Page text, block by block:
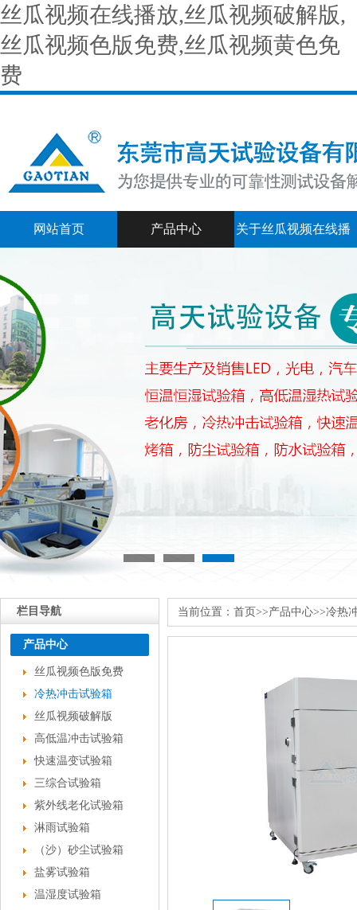
丝瓜视频在线播放,丝瓜视频破解版,
丝瓜视频色版免费,丝瓜视频黄色免
费
网站首页 产品中心 关于丝瓜视频在线播
栏目导航
产品中心
丝瓜视频色版免费
冷热冲击试验箱
丝瓜视频破解版
高低温冲击试验箱
快速温变试验箱
三综合试验箱
紫外线老化试验箱
淋雨试验箱
（沙）砂尘试验箱
盐雾试验箱
温湿度试验箱
当前位置： 首页>>产品中心>>冷热